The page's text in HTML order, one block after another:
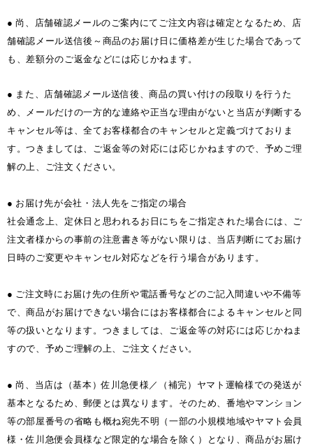
● 尚、店舗確認メールのご案内にてご注文内容は確定となるため、店
舗確認メール送信後～商品のお届け日に価格差が生じた場合であって
も、差額分のご返金などには応じかねます。
● また、店舗確認メール送信後、商品の買い付けの段取りを行うた
め、メールだけの一方的な連絡や正当な理由がないと当店が判断する
キャンセル等は、全てお客様都合のキャンセルと定義づけておりま
す。つきましては、ご返金等の対応には応じかねますので、予めご理
解の上、ご注文ください。
● お届け先が会社・法人先をご指定の場合
社会通念上、定休日と思われるお日にちをご指定された場合には、ご
注文者様からの事前の注意書き等がない限りは、当店判断にてお届け
日時のご変更やキャンセル対応などを行う場合があります。
● ご注文時にお届け先の住所や電話番号などのご記入間違いや不備等
で、商品がお届けできない場合にはお客様都合によるキャンセルと同
等の扱いとなります。つきましては、ご返金等の対応には応じかねま
すので、予めご理解の上、ご注文ください。
● 尚、当店は（基本）佐川急便様／（補完）ヤマト運輸様での発送が
基本となるため、郵便とは異なります。そのため、番地やマンション
等の部屋番号の省略も概ね宛先不明（一部の小規模地域やヤマト会員
様・佐川急便会員様など限定的な場合を除く）となり、商品がお届け